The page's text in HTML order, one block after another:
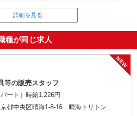
ID：AE0709007084
掲載期間終了
詳細を見る
種が同じ求人
NEW
等の販売スタッフ
パート］時給1,226円
都中央区晴海1-8-16 晴海トリトン